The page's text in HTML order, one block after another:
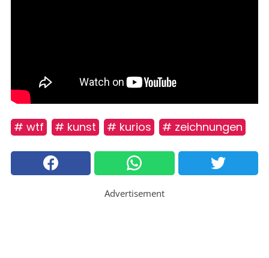
# wtf # kunst # kurios # zeichnungen
Advertisement